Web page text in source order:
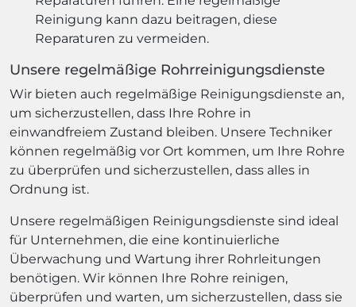
Reinigung kann dazu beitragen, diese
Reparaturen zu vermeiden.
Unsere regelmäßige Rohrreinigungsdienste
Wir bieten auch regelmäßige Reinigungsdienste an,
um sicherzustellen, dass Ihre Rohre in
einwandfreiem Zustand bleiben. Unsere Techniker
können regelmäßig vor Ort kommen, um Ihre Rohre
zu überprüfen und sicherzustellen, dass alles in
Ordnung ist.
Unsere regelmäßigen Reinigungsdienste sind ideal
für Unternehmen, die eine kontinuierliche
Überwachung und Wartung ihrer Rohrleitungen
benötigen. Wir können Ihre Rohre reinigen,
überprüfen und warten, um sicherzustellen, dass sie